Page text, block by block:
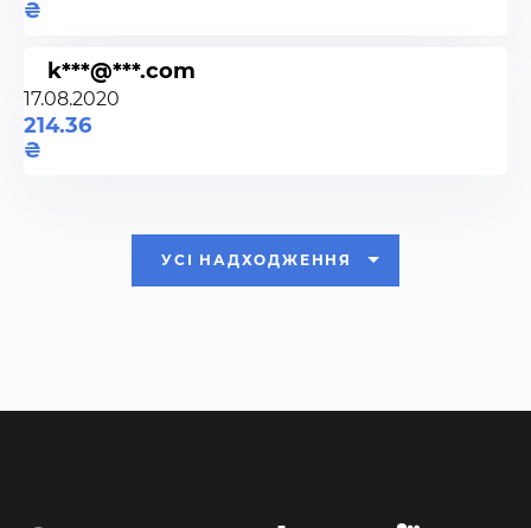
k***@***.com
17.08.2020
214.36
УСІ НАДХОДЖЕННЯ